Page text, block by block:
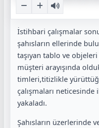
İstihbari çalışmalar
şahısların ellerinde
taşıyan tablo ve
müşteri arayışında
timleri,titizlikle
çalışmaları neticesinde
yakaladı.
Şahısların üzerlerinde